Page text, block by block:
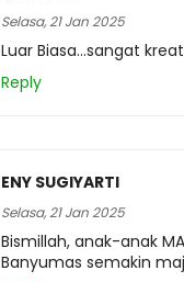
Selasa, 21 Jan 2025
Luar Biasa…sangat
Reply
ENY SUGIYARTI
Selasa, 21 Jan 2025
Bismillah, anak-anak
Banyumas semakin